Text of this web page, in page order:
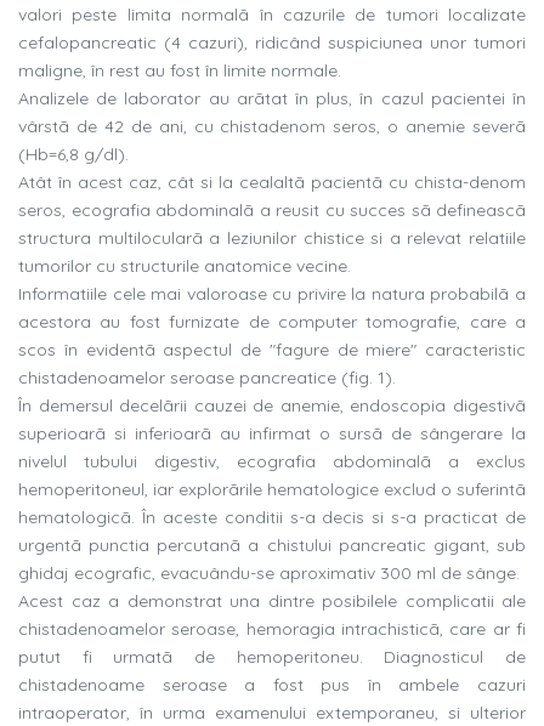
valori peste limita normalã în cazurile de tumori localizate
cefalopancreatic (4 cazuri), ridicând suspiciunea unor tumori
maligne, în rest au fost în limite normale.
Analizele de laborator au arãtat în plus, în cazul pacientei în
vârstã de 42 de ani, cu chistadenom seros, o anemie severã
(Hb=6,8 g/dl).
Atât în acest caz, cât si la cealaltã pacientã cu chista-denom
seros, ecografia abdominalã a reusit cu succes sã defineascã
structura multilocularã a leziunilor chistice si a relevat relatiile
tumorilor cu structurile anatomice vecine.
Informatiile cele mai valoroase cu privire la natura probabilã a
acestora au fost furnizate de computer tomografie, care a
scos în evidentã aspectul de "fagure de miere" caracteristic
chistadenoamelor seroase pancreatice (fig. 1).
În demersul decelãrii cauzei de anemie, endoscopia digestivã
superioarã si inferioarã au infirmat o sursã de sângerare la
nivelul tubului digestiv, ecografia abdominalã a exclus
hemoperitoneul, iar explorãrile hematologice exclud o suferintã
hematologicã. În aceste conditii s-a decis si s-a practicat de
urgentã punctia percutanã a chistului pancreatic gigant, sub
ghidaj ecografic, evacuându-se aproximativ 300 ml de sânge.
Acest caz a demonstrat una dintre posibilele complicatii ale
chistadenoamelor seroase, hemoragia intrachisticã, care ar fi
putut fi urmatã de hemoperitoneu. Diagnosticul de
chistadenoame seroase a fost pus în ambele cazuri
intraoperator, în urma examenului extemporaneu, si ulterior